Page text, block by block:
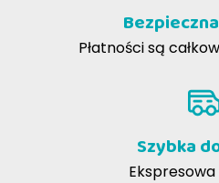
Płatności są
Szybka